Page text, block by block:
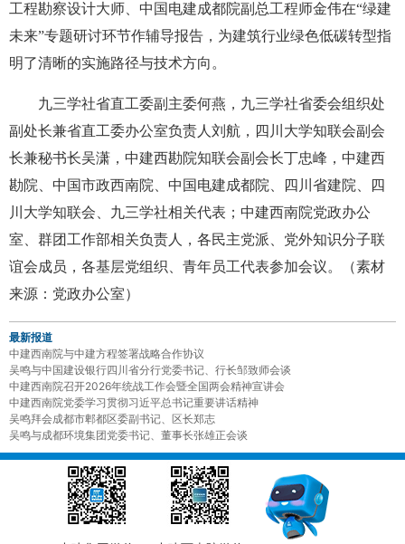
工程勘察设计大师、中国电建成都院副总工程师金伟在“绿建
未来”专题研讨环节作辅导报告，为建筑行业绿色低碳转型指
明了清晰的实施路径与技术方向。
九三学社省直工委副主委何燕，九三学社省委会组织处
副处长兼省直工委办公室负责人刘航，四川大学知联会副会
长兼秘书长吴潇，中建西勘院知联会副会长丁忠峰，中建西
勘院、中国市政西南院、中国电建成都院、四川省建院、四
川大学知联会、九三学社相关代表；中建西南院党政办公
室、群团工作部相关负责人，各民主党派、党外知识分子联
谊会成员，各基层党组织、青年员工代表参加会议。（素材
来源：党政办公室）
最新报道
中建西南院与中建方程签署战略合作协议
吴鸣与中国建设银行四川省分行党委书记、行长邹致师会谈
中建西南院召开2026年统战工作会暨全国两会精神宣讲会
中建西南院党委学习贯彻习近平总书记重要讲话精神
吴鸣拜会成都市郫都区委副书记、区长郑志
吴鸣与成都环境集团党委书记、董事长张雄正会谈